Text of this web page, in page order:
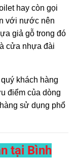
hay còn gọi
với nước nên
giả gỗ trong đó
cửa nhựa đài
khách hàng
điểm của dòng
sử dụng phổ
tại Bình